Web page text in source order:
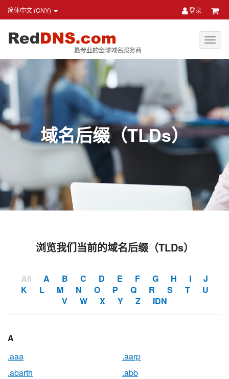
简体中文 (CNY) 登录
域名后缀（TLDs）
浏览我们当前的域名后缀（TLDs）
All A B C D E F G H I
J
K
L M N O P Q R S T
U
V
W X Y Z IDN
A
.aaa
.aarp
.abarth
.abb